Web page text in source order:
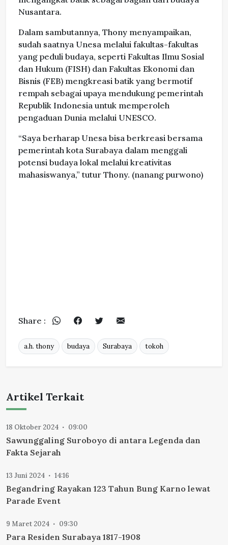
Nusantara.
Dalam sambutannya, Thony menyampaikan,
sudah saatnya Unesa melalui fakultas-fakultas
yang peduli budaya, seperti Fakultas Ilmu Sosial
dan Hukum (FISH) dan Fakultas Ekonomi dan
Bisnis (FEB) mengkreasi batik yang bermotif
rempah sebagai upaya mendukung pemerintah
Republik Indonesia untuk memperoleh
pengaduan Dunia melalui UNESCO.
“Saya berharap Unesa bisa berkreasi bersama
pemerintah kota Surabaya dalam menggali
potensi budaya lokal melalui kreativitas
mahasiswanya,” tutur Thony. (nanang purwono)
Share :
a.h. thony budaya Surabaya tokoh
Artikel Terkait
18 Oktober 2024 09:00
Sawunggaling Suroboyo di antara Legenda dan
Fakta Sejarah
13 Juni 2024 14:16
Begandring Rayakan 123 Tahun Bung Karno lewat
Parade Event
9 Maret 2024 09:30
Para Residen Surabaya 1817-1908